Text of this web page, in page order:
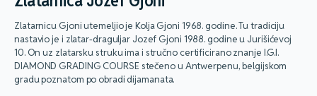
Zlatarnicu Gjoni utemeljio je Kolja Gjoni 1968. godine. Tu tradiciju
nastavio je i zlatar-draguljar Jozef Gjoni 1988. godine u Jurišićevoj
10. On uz zlatarsku struku ima i stručno certificirano znanje I.G.I.
DIAMOND GRADING COURSE stečeno u Antwerpenu, belgijskom
gradu poznatom po obradi dijamanata.